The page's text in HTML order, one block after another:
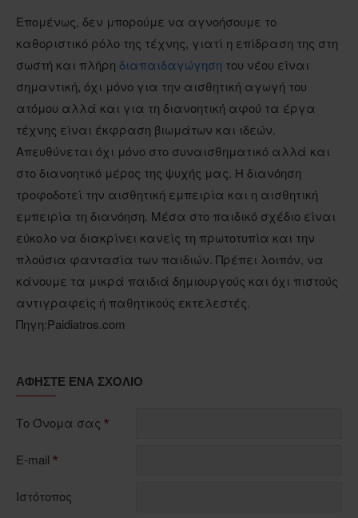
Επομένως, δεν μπορούμε να αγνοήσουμε το
καθοριστικό ρόλο της τέχνης, γιατί η επίδραση της στη
σωστή και πλήρη διαπαιδαγώγηση του νέου είναι
σημαντική, όχι μόνο για την αισθητική αγωγή του
ατόμου αλλά και για τη διανοητική αφού τα έργα
τέχνης είναι έκφραση βιωμάτων και ιδεών.
Απευθύνεται όχι μόνο στο συναισθηματικό αλλά και
στο διανοητικό μέρος της ψυχής μας. Η διανόηση
τροφοδοτεί την αισθητική εμπειρία και η αισθητική
εμπειρία τη διανόηση. Μέσα στο παιδικό σχέδιο είναι
εύκολο να διακρίνει κανείς τη πρωτοτυπία και την
πλούσια φαντασία των παιδιών. Πρέπει λοιπόν, να
κάνουμε τα μικρά παιδιά δημιουργούς και όχι πιστούς
αντιγραφείς ή παθητικούς εκτελεστές.
Πηγη:Paidiatros.com
ΑΦΉΣΤΕ ΈΝΑ ΣΧΌΛΙΟ
Το Όνομα σας
E-mail
Ιστότοπος